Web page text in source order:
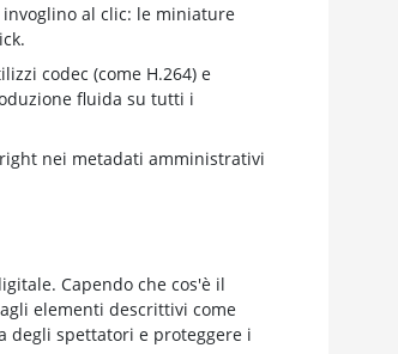
al clic: le miniature
codec (come H.264) e
fluida su tutti i
nei metadati amministrativi
Capendo che cos'è il
elementi descrittivi come
degli spettatori e proteggere i